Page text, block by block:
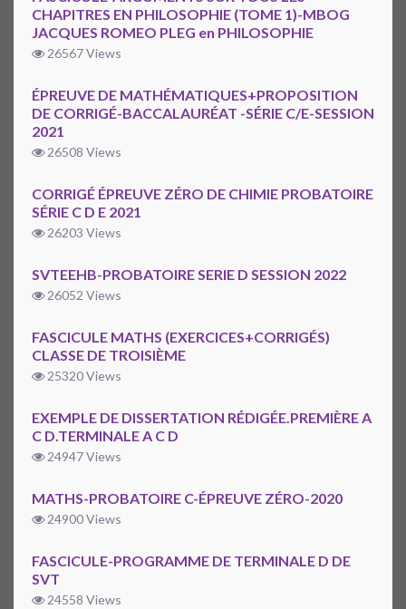
CHAPITRES EN PHILOSOPHIE (TOME 1)-MBOG
JACQUES ROMEO PLEG en PHILOSOPHIE
26567 Views
ÉPREUVE DE MATHÉMATIQUES+PROPOSITION
DE CORRIGÉ-BACCALAURÉAT -SÉRIE C/E-SESSION
2021
26508 Views
CORRIGÉ ÉPREUVE ZÉRO DE CHIMIE PROBATOIRE
SÉRIE C D E 2021
26203 Views
SVTEEHB-PROBATOIRE SERIE D SESSION 2022
26052 Views
FASCICULE MATHS (EXERCICES+CORRIGÉS)
CLASSE DE TROISIÈME
25320 Views
EXEMPLE DE DISSERTATION RÉDIGÉE.PREMIÈRE A
C D.TERMINALE A C D
24947 Views
MATHS-PROBATOIRE C-ÉPREUVE ZÉRO-2020
24900 Views
FASCICULE-PROGRAMME DE TERMINALE D DE
SVT
24558 Views